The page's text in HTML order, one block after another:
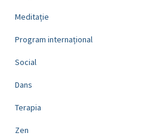
Meditație
Program internațional
Social
Dans
Terapia
Zen